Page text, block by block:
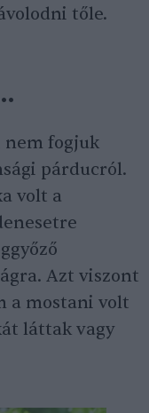
tőle.
nem fogjuk
párducról.
volt a
Azt viszont
a mostani volt
láttak vagy